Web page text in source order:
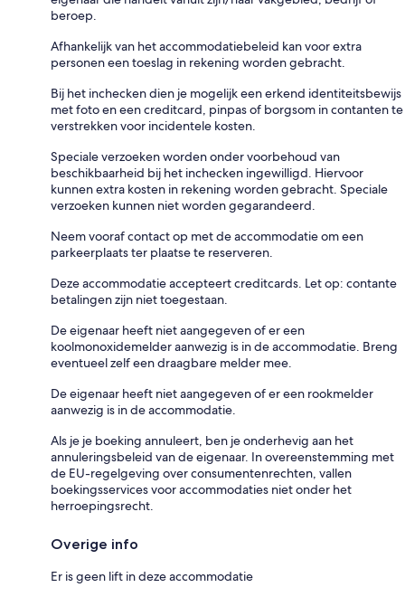
beroep.
Afhankelijk van het accommodatiebeleid kan voor extra
personen een toeslag in rekening worden gebracht.
Bij het inchecken dien je mogelijk een erkend identiteitsbewijs
met foto en een creditcard, pinpas of borgsom in contanten te
verstrekken voor incidentele kosten.
Speciale verzoeken worden onder voorbehoud van
beschikbaarheid bij het inchecken ingewilligd. Hiervoor
kunnen extra kosten in rekening worden gebracht. Speciale
verzoeken kunnen niet worden gegarandeerd.
Neem vooraf contact op met de accommodatie om een
parkeerplaats ter plaatse te reserveren.
Deze accommodatie accepteert creditcards. Let op: contante
betalingen zijn niet toegestaan.
De eigenaar heeft niet aangegeven of er een
koolmonoxidemelder aanwezig is in de accommodatie. Breng
eventueel zelf een draagbare melder mee.
De eigenaar heeft niet aangegeven of er een rookmelder
aanwezig is in de accommodatie.
Als je je boeking annuleert, ben je onderhevig aan het
annuleringsbeleid van de eigenaar. In overeenstemming met
de EU-regelgeving over consumentenrechten, vallen
boekingsservices voor accommodaties niet onder het
herroepingsrecht.
Overige info
Er is geen lift in deze accommodatie